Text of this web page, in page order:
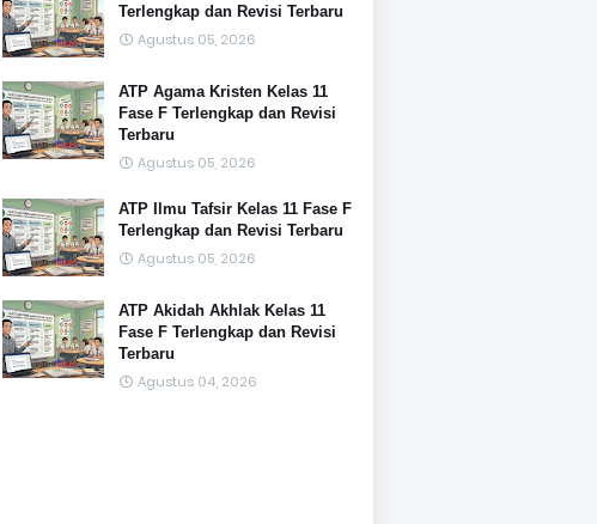
Terlengkap dan Revisi Terbaru
Agustus 05, 2026
ATP Agama Kristen Kelas 11
Fase F Terlengkap dan Revisi
Terbaru
Agustus 05, 2026
ATP Ilmu Tafsir Kelas 11 Fase F
Terlengkap dan Revisi Terbaru
Agustus 05, 2026
ATP Akidah Akhlak Kelas 11
Fase F Terlengkap dan Revisi
Terbaru
Agustus 04, 2026